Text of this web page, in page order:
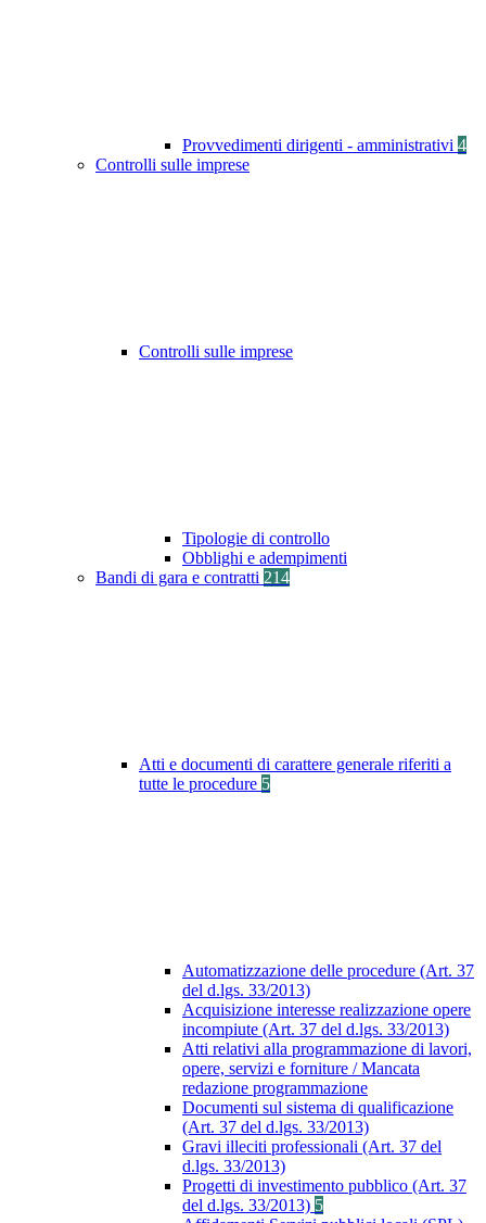
Provvedimenti dirigenti - amministrativi 4
Controlli sulle imprese
Controlli sulle imprese
Tipologie di controllo
Obblighi e adempimenti
Bandi di gara e contratti 214
Atti e documenti di carattere generale riferiti a
tutte le procedure 5
Automatizzazione delle procedure (Art. 37
del d.lgs. 33/2013)
Acquisizione interesse realizzazione opere
incompiute (Art. 37 del d.lgs. 33/2013)
Atti relativi alla programmazione di lavori,
opere, servizi e forniture / Mancata
redazione programmazione
Documenti sul sistema di qualificazione
(Art. 37 del d.lgs. 33/2013)
Gravi illeciti professionali (Art. 37 del
d.lgs. 33/2013)
Progetti di investimento pubblico (Art. 37
del d.lgs. 33/2013) 5